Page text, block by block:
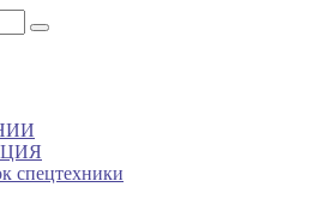
спецтехники